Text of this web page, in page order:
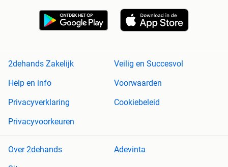
2dehands Zakelijk
Veilig en Succesvol
Help en info
Voorwaarden
Privacyverklaring
Cookiebeleid
Privacyvoorkeuren
Over 2dehands
Adevinta